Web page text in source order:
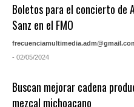
Boletos para el concierto de
Sanz en el FMO
- 02/05/2024
Buscan mejorar cadena
mezcal michoacano